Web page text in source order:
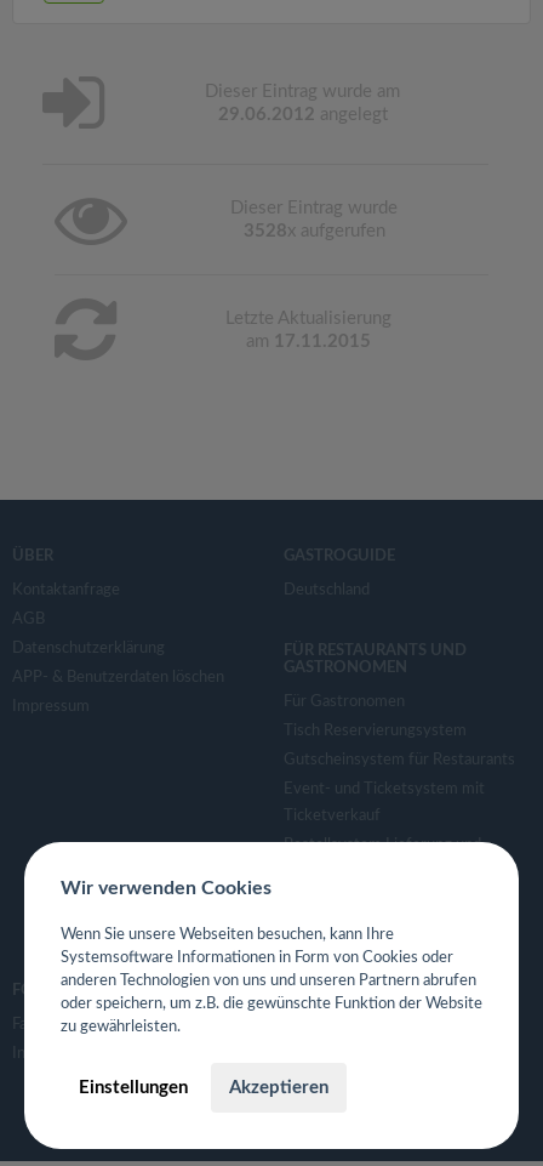
Dieser Eintrag wurde am
29.06.2012 angelegt
Dieser Eintrag wurde
3528x aufgerufen
Letzte Aktualisierung
am 17.11.2015
ÜBER
Kontaktanfrage
AGB
Datenschutzerklärung
APP- & Benutzerdaten löschen
Impressum
GASTROGUIDE
Deutschland
FÜR RESTAURANTS UND
GASTRONOMEN
Für Gastronomen
Tisch Reservierungsystem
Gutscheinsystem für Restaurants
Event- und Ticketsystem mit
Ticketverkauf
Bestellsystem Lieferung und
Eigene App für Restaurant
FOLGE UNS
Facebook
Instagram
Wir verwenden Cookies
Wenn Sie unsere Webseiten besuchen, kann Ihre
Systemsoftware Informationen in Form von Cookies oder
anderen Technologien von uns und unseren Partnern abrufen
oder speichern, um z.B. die gewünschte Funktion der Website
zu gewährleisten.
Einstellungen Akzeptieren